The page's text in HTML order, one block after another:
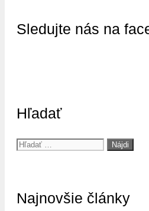
Sledujte nás na
Hľadať
Hľadať:
Najnovšie články